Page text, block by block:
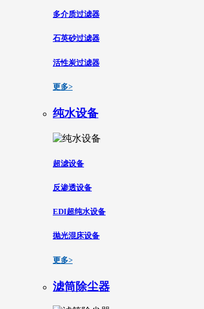
多介质过滤器
石英砂过滤器
活性炭过滤器
更多>
纯水设备
超滤设备
反渗透设备
EDI超纯水设备
抛光混床设备
更多>
滤筒除尘器